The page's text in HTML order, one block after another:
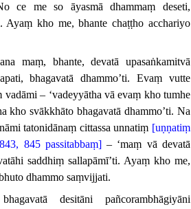
ce me so āyasmā dhammaṃ deseti,
Ayaṃ kho me, bhante chaṭṭho acchariyo
maṃ, bhante, devatā upasaṅkamitvā
bhagavatā dhammo’ti. Evaṃ vutte
vadāmi – ‘vadeyyātha vā evaṃ kho tumhe
kho svākkhāto bhagavatā dhammo’ti. Na
tatonidānaṃ cittassa unnatiṃ [uṇṇatiṃ
845 passitabbaṃ]– ‘maṃ vā devatā
saddhiṃ sallapāmī’ti. Ayaṃ kho me,
dhammo saṃvijjati.
desitāni pañcorambhāgiyāni